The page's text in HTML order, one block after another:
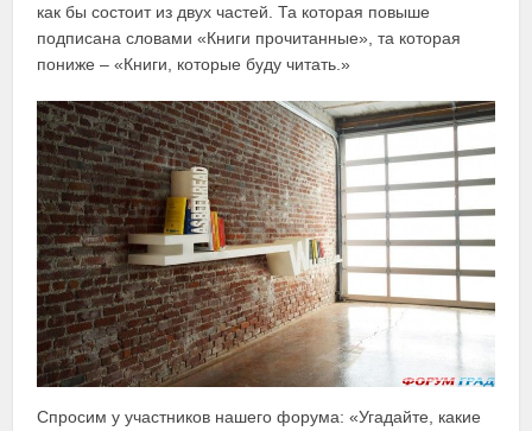
как бы состоит из двух частей. Та которая повыше
подписана словами «Книги прочитанные», та которая
пониже – «Книги, которые буду читать.»
Спросим у участников нашего форума: «Угадайте, какие